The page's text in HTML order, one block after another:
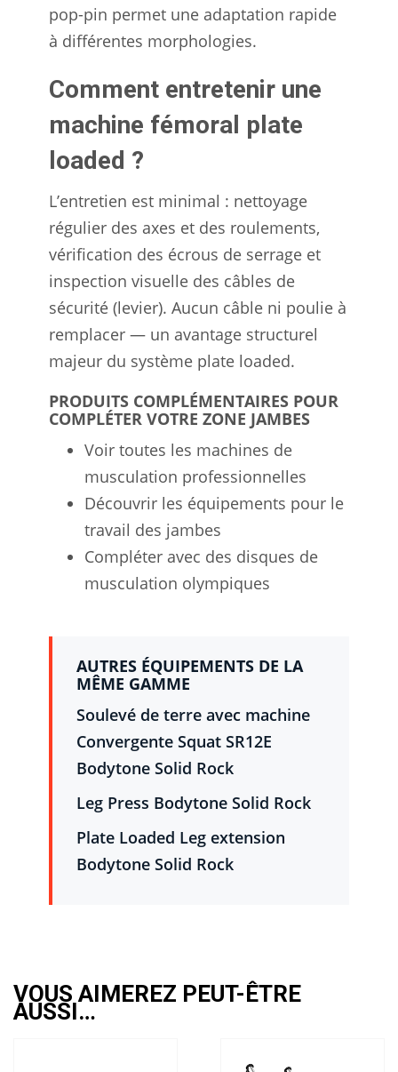
pop-pin permet une adaptation rapide
à différentes morphologies.
Comment entretenir une
machine fémoral plate
loaded ?
L’entretien est minimal : nettoyage
régulier des axes et des roulements,
vérification des écrous de serrage et
inspection visuelle des câbles de
sécurité (levier). Aucun câble ni poulie à
remplacer — un avantage structurel
majeur du système plate loaded.
PRODUITS COMPLÉMENTAIRES POUR
COMPLÉTER VOTRE ZONE JAMBES
Voir toutes les machines de
musculation professionnelles
Découvrir les équipements pour le
travail des jambes
Compléter avec des disques de
musculation olympiques
AUTRES ÉQUIPEMENTS DE LA
MÊME GAMME
Soulevé de terre avec machine
Convergente Squat SR12E
Bodytone Solid Rock
Leg Press Bodytone Solid Rock
Plate Loaded Leg extension
Bodytone Solid Rock
VOUS AIMEREZ PEUT-ÊTRE
AUSSI…